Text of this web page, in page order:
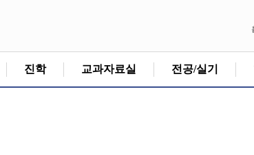
진학 교과자료실 전공/실기